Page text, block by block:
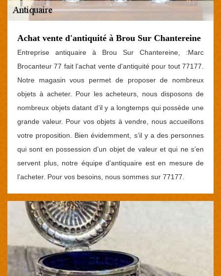
Achat vente d'antiquité à Brou Sur Chantereine
Entreprise antiquaire à Brou Sur Chantereine, :Marc
Brocanteur 77 fait l’achat vente d'antiquité pour tout 77177.
Notre magasin vous permet de proposer de nombreux
objets à acheter. Pour les acheteurs, nous disposons de
nombreux objets datant d’il y a longtemps qui possède une
grande valeur. Pour vos objets à vendre, nous accueillons
votre proposition. Bien évidemment, s’il y a des personnes
qui sont en possession d’un objet de valeur et qui ne s’en
servent plus, notre équipe d’antiquaire est en mesure de
l’acheter. Pour vos besoins, nous sommes sur 77177.